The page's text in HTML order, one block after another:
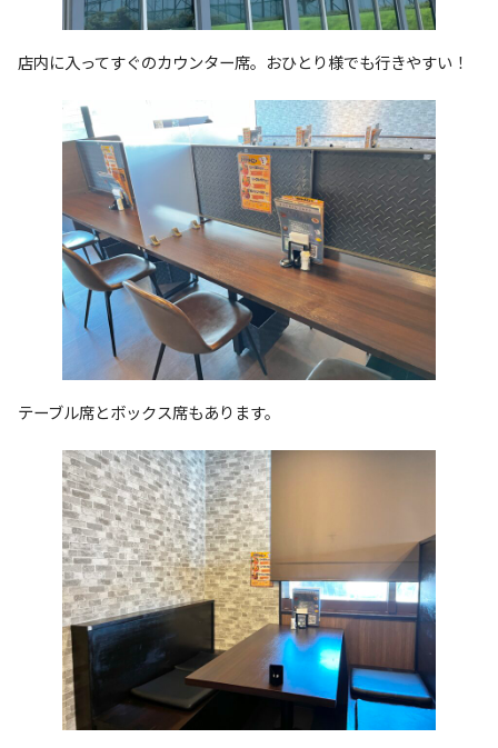
店内に入ってすぐのカウンター席。おひとり様でも行きやすい！
テーブル席とボックス席もあります。